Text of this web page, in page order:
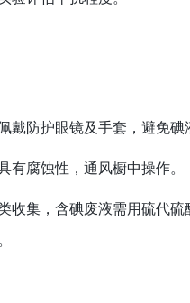
戴防护眼镜及手套，避免碘
有腐蚀性，通风橱中操作。
收集，含碘废液需用硫代硫